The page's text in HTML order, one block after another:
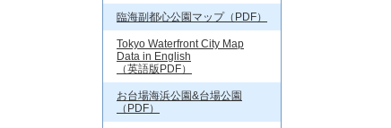
臨海副都心公園マップ（PDF）
Tokyo Waterfront City Map
Data in English
（英語版PDF）
お台場海浜公園&台場公園
（PDF）